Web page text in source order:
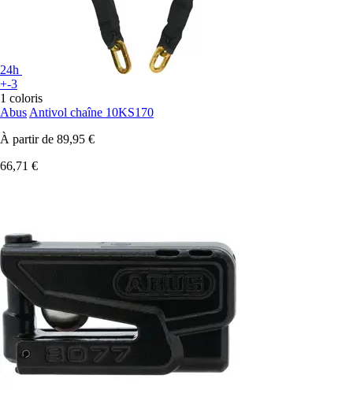
24h
+-3
1 coloris
Abus Antivol chaîne 10KS170
À partir de 89,95 €
66,71 €